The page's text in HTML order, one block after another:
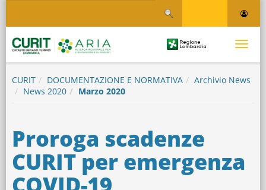
principale
Toggle
Logo
Logo
Regione
CURIT DOCUMENTAZIONE E NORMATIVA
Archivio News
News 2020
Marzo 2020
Proroga scadenze
CURIT per emergenza